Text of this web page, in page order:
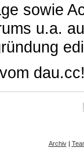
sowie
u.a.
Archiv|